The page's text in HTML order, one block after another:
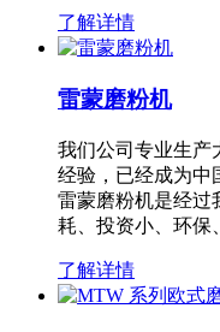
了解详情
雷蒙磨粉机
我们公司专业生产
经验，已经成为中
雷蒙磨粉机是经过
耗、投资小、环
了解详情